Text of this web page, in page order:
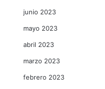
junio 2023
mayo 2023
abril 2023
marzo 2023
febrero 2023